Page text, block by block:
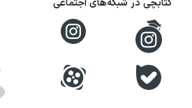
کتابچی در شبکه‌های اجتماعی